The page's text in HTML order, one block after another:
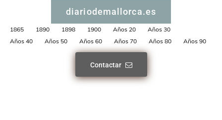
diariodemallorca.es
1865 1890 1898 1900 Años 20
Años 30
Años 40
Años 50 Años 60 Años 70 Años 80 Años 90
Contactar